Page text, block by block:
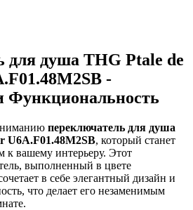
для душа THG Ptale de
-
Функциональность
переключатель для душа
U6A.F01.48M2SB, который станет
к вашему интерьеру. Этот
выполненный в цвете
в себе элегантный дизайн и
что делает его незаменимым